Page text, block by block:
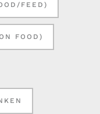
FEED)
FOOD)